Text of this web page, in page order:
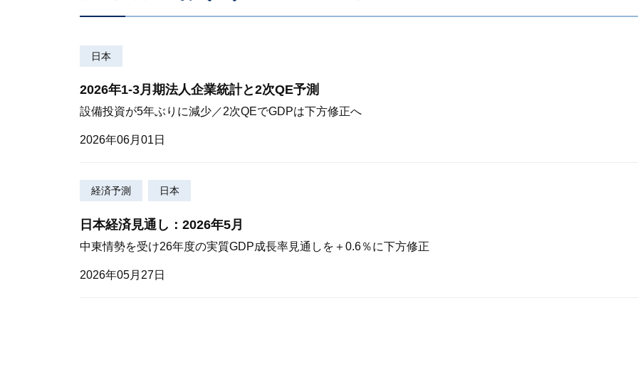
日本
2026年1-3月期法人企業統計と2次QE予測
設備投資が5年ぶりに減少／2次QEでGDPは下方修正へ
2026年06月01日
経済予測 日本
日本経済見通し：2026年5月
中東情勢を受け26年度の実質GDP成長率見通しを＋0.6％に下方修正
2026年05月27日